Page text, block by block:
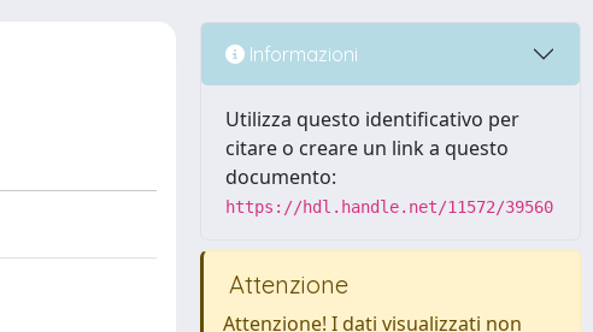
Informazioni
Utilizza questo identificativo per
citare o creare un link a questo
documento:
https://hdl.handle.net/11572/39560
Attenzione
Attenzione! I dati visualizzati non